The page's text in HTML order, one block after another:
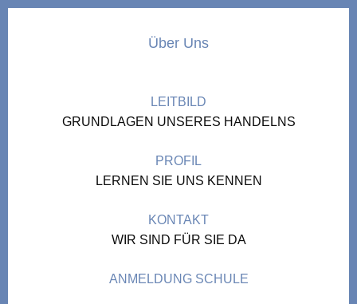
Über Uns
LEITBILD
GRUNDLAGEN UNSERES HANDELNS
PROFIL
LERNEN SIE UNS KENNEN
KONTAKT
WIR SIND FÜR SIE DA
ANMELDUNG SCHULE